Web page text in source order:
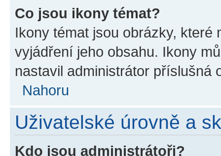
Co jsou ikony témat?
Ikony témat jsou obrázky,
vyjádření jeho obsahu. Ikony
nastavil administrátor příslušná
Nahoru
Uživatelské úrovně a
Kdo jsou administrátoři?